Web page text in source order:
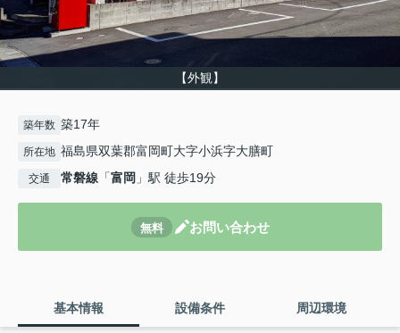
【外観】
築年数 築17年
所在地 福島県双葉郡富岡町大字小浜字大膳町
交通 常磐線 「富岡 」駅 徒歩19分
無料 お問い合わせ
基本情報 設備条件 周辺環境